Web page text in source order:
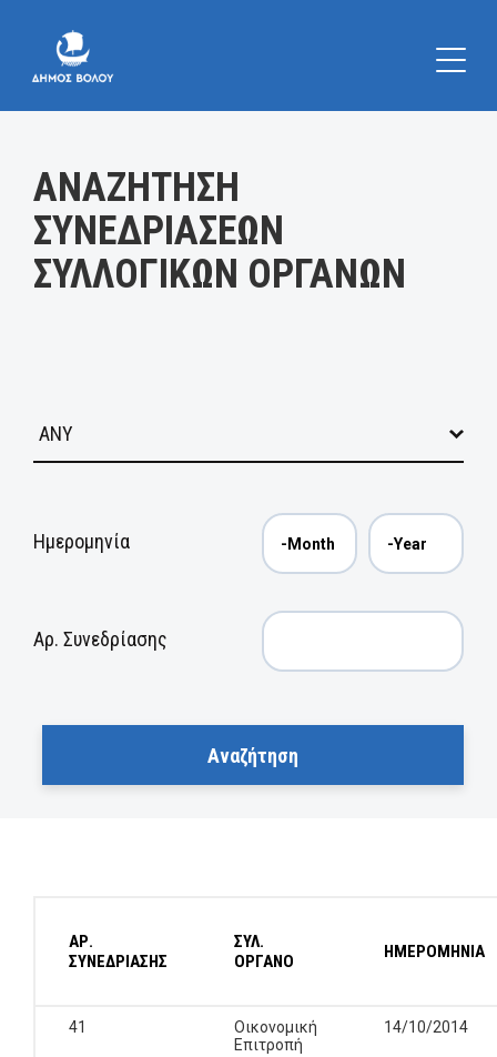
ΑΝΑΖΗΤΗΣΗ
ΣΥΝΕΔΡΙΑΣΕΩΝ
ΣΥΛΛΟΓΙΚΩΝ ΟΡΓΑΝΩΝ
Ημερομηνία
Αρ. Συνεδρίασης
ΑΡ.
ΣΥΝΕΔΡΙΑΣΗΣ
ΣΥΛ.
ΟΡΓΑΝΟ
ΗΜΕΡΟΜΗΝΙΑ
41
Οικονομική
Επιτροπή
14/10/2014